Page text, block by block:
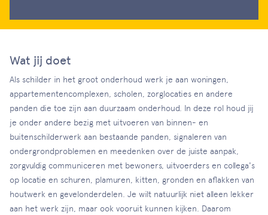
Wat jij doet
Als schilder in het groot onderhoud werk je aan woningen,
appartementencomplexen, scholen, zorglocaties en andere
panden die toe zijn aan duurzaam onderhoud. In deze rol houd jij
je onder andere bezig met uitvoeren van binnen- en
buitenschilderwerk aan bestaande panden, signaleren van
ondergrondproblemen en meedenken over de juiste aanpak,
zorgvuldig communiceren met bewoners, uitvoerders en collega's
op locatie en schuren, plamuren, kitten, gronden en aflakken van
houtwerk en gevelonderdelen. Je wilt natuurlijk niet alleen lekker
aan het werk zijn, maar ook vooruit kunnen kijken. Daarom